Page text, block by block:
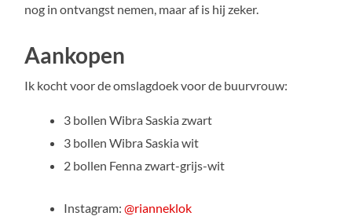
nog in ontvangst nemen, maar af is hij zeker.
Aankopen
Ik kocht voor de omslagdoek voor de buurvrouw:
3 bollen Wibra Saskia zwart
3 bollen Wibra Saskia wit
2 bollen Fenna zwart-grijs-wit
Instagram:@rianneklok